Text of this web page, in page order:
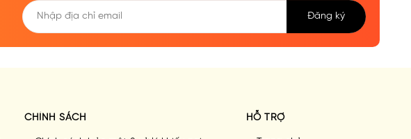
Đăng ký
CHÍNH SÁCH HỖ TRỢ